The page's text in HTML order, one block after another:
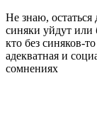
Не знаю, остаться
синяки уйдут
кто без синяков-
адекватная и
сомнениях